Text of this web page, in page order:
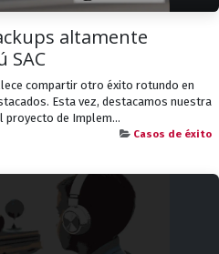
altamente
SAC
compartir otro éxito rotundo en
Esta vez, destacamos nuestra
proyecto de Implem...
Casos de éxito